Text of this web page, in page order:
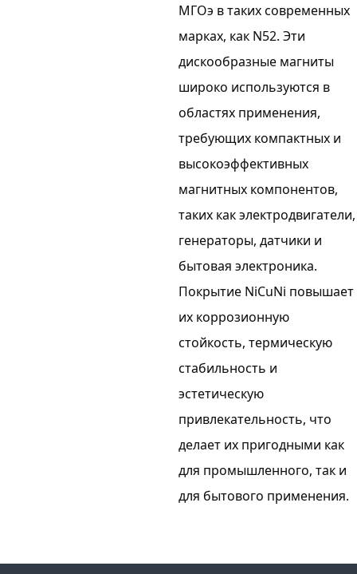
МГОэ в таких современных
марках, как N52. Эти
дискообразные магниты
широко используются в
областях применения,
требующих компактных и
высокоэффективных
магнитных компонентов,
таких как электродвигатели,
генераторы, датчики и
бытовая электроника.
Покрытие NiCuNi повышает
их коррозионную
стойкость, термическую
стабильность и
эстетическую
привлекательность, что
делает их пригодными как
для промышленного, так и
для бытового применения.